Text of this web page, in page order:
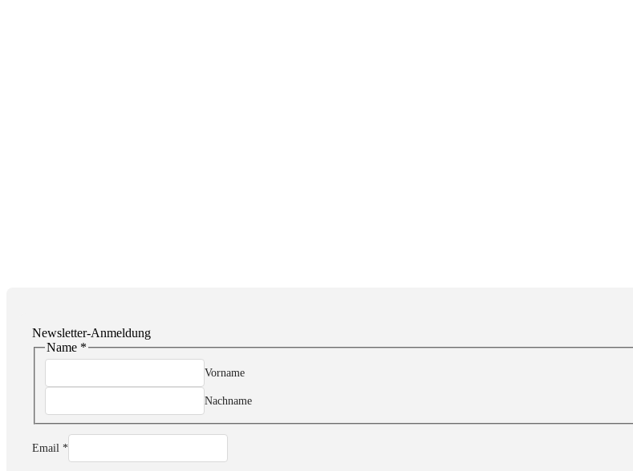
Newsletter-Anmeldung
Zustimmung
Name
Name *
Vorname
Nachname
Email *